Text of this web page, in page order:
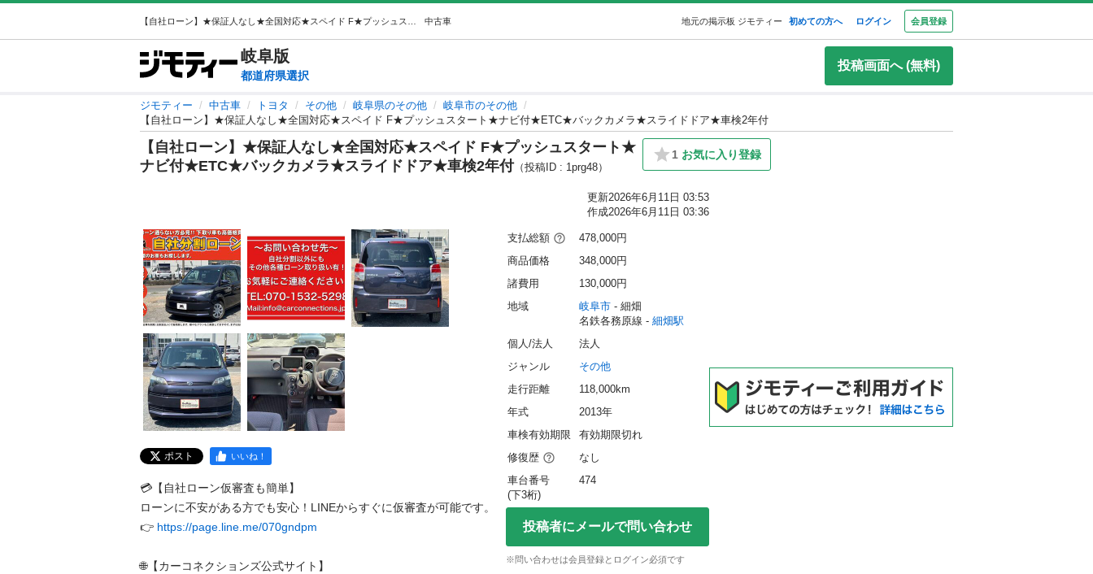
中古車 地元の掲示板 ジモティー 初めての方へ ログイン 会員登録
岐阜版
都道府県選択
投稿画面へ (無料)
ジモティー 中古車 トヨタ その他 岐阜県のその他
岐阜市のその他
【自社ローン】★保証人なし★全国対応★スペイド F★プッシュスタート★ナビ付★ETC★バックカメラ★スライドドア★車検2年付
【自社ローン】★保証人なし★全国対応★スペイド F★プッシュスタート★
ナビ付★ETC★バックカメラ★スライドドア★車検2年付（投稿ID : 1prg48）
1 お気に入り登録
更新2026年6月11日 03:53
作成2026年6月11日 03:36
ポスト いいね！
💳【自社ローン仮審査も簡単】
ローンに不安がある方でも安心！LINEからすぐに仮審査が可能です。
👉 https://page.line.me/070gndpm
🌐【カーコネクションズ公式サイト】
支払総額
478,000円
商品価格
348,000円
諸費用
130,000円
地域
岐阜市 - 細畑
名鉄各務原線 - 細畑駅
個人/法人
法人
ジャンル
その他
走行距離
118,000km
年式
2013年
車検有効期限
有効期限切れ
修復歴
なし
車台番号
(下3桁)
474
投稿者にメールで問い合わせ
※問い合わせは会員登録とログイン必須です